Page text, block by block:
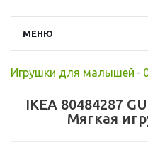
МЕНЮ
Игрушки для малышей -
IKEA 80484287
Мягкая